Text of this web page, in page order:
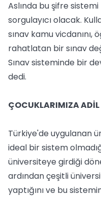
Aslında bu şifre
sorgulayıcı olacak.
sınav kamu vicdanını,
rahatlatan bir sınav
Sınav sisteminde bir
dedi.
ÇOCUKLARIMIZA
Türkiye'de uygulanan
ideal bir sistem
üniversiteye girdiği
ardından çeşitli
yaptığını ve bu